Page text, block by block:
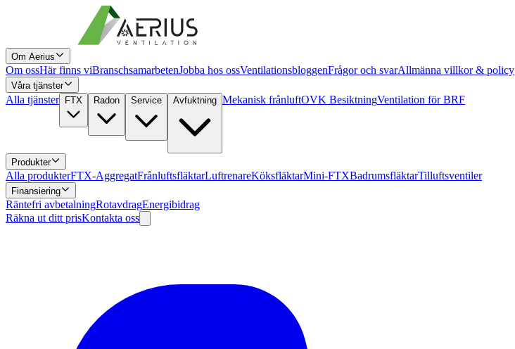
Om Aerius
Om ossHär finns viBranschsamarbetenJobba hos ossVentilationsbloggenFrågor och svarAllmänna villkor & policy
Våra tjänster
Alla tjänster FTX Radon Service Avfuktning Mekanisk frånluftOVK BesiktningVentilation för BRF
Produkter
Alla produkterFTX-AggregatFrånluftsfläktarLuftrenareKöksfläktarMini-FTXBadrumsfläktarTilluftsventiler
Finansiering
Räntefri avbetalningRotavdragEnergibidrag
Räkna ut ditt prisKontakta oss